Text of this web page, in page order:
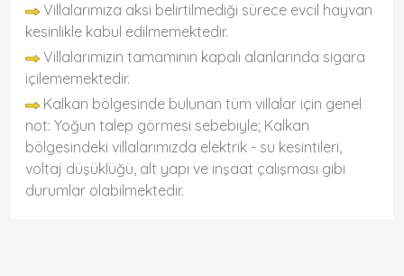
Villalarımıza aksi belirtilmediği sürece evcil hayvan
kesinlikle kabul edilmemektedir.
Villalarımızın tamamının kapalı alanlarında sigara
içilememektedir.
Kalkan bölgesinde bulunan tüm villalar için genel
not: Yoğun talep görmesi sebebiyle; Kalkan
bölgesindeki villalarımızda elektrik - su kesintileri,
voltaj düşüklüğü, alt yapı ve inşaat çalışması gibi
durumlar olabilmektedir.